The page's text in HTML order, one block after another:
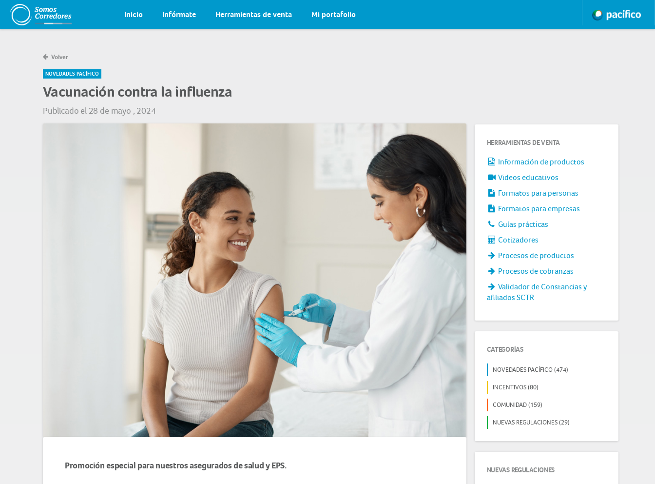
Inicio Infórmate Herramientas de venta Mi portafolio
Volver
NOVEDADES PACÍFICO
Vacunación contra la influenza
Publicado el 28 de mayo , 2024
Promoción especial para nuestros asegurados de salud y EPS.
HERRAMIENTAS DE VENTA
Información de productos
Videos educativos
Formatos para personas
Formatos para empresas
Guías prácticas
Cotizadores
Procesos de productos
Procesos de cobranzas
Validador de Constancias y
afiliados SCTR
CATEGORÍAS
NOVEDADES PACÍFICO (474)
INCENTIVOS (80)
COMUNIDAD (159)
NUEVAS REGULACIONES (29)
NUEVAS REGULACIONES